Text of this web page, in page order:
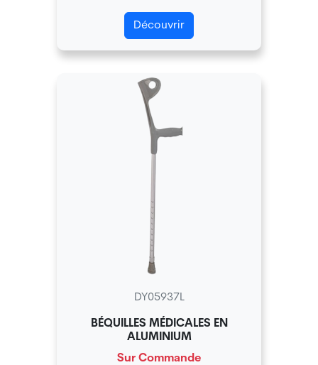
Découvrir
DY05937L
BÉQUILLES MÉDICALES EN
ALUMINIUM
Sur Commande